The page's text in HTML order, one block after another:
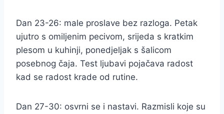
Dan 23-26: male proslave bez razloga. Petak
ujutro s omiljenim pecivom, srijeda s kratkim
plesom u kuhinji, ponedjeljak s šalicom
posebnog čaja. Test ljubavi pojačava radost
kad se radost krade od rutine.
Dan 27-30: osvrni se i nastavi. Razmisli koje su